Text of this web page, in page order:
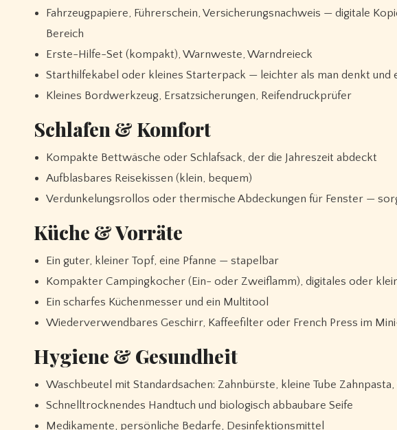
Fahrzeugpapiere, Führerschein, Versicherungsnachweis — digitale
Bereich
Erste-Hilfe-Set (kompakt), Warnweste, Warndreieck
Starthilfekabel oder kleines Starterpack — leichter als man denkt und
Kleines Bordwerkzeug, Ersatzsicherungen, Reifendruckprüfer
Schlafen & Komfort
Kompakte Bettwäsche oder Schlafsack, der die Jahreszeit abdeckt
Aufblasbares Reisekissen (klein, bequem)
Verdunkelungsrollos oder thermische Abdeckungen für Fenster —
Küche & Vorräte
Ein guter, kleiner Topf, eine Pfanne — stapelbar
Kompakter Campingkocher (Ein- oder Zweiflamm), digitales oder
Ein scharfes Küchenmesser und ein Multitool
Wiederverwendbares Geschirr, Kaffeefilter oder French Press im
Hygiene & Gesundheit
Waschbeutel mit Standardsachen: Zahnbürste, kleine Tube
Schnelltrocknendes Handtuch und biologisch abbaubare Seife
Medikamente, persönliche Bedarfe, Desinfektionsmittel